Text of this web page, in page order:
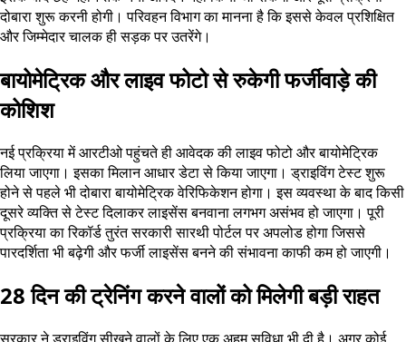
दोबारा शुरू करनी होगी। परिवहन विभाग का मानना है कि इससे केवल प्रशिक्षित
और जिम्मेदार चालक ही सड़क पर उतरेंगे।
बायोमेट्रिक और लाइव फोटो से रुकेगी फर्जीवाड़े की
कोशिश
नई प्रक्रिया में आरटीओ पहुंचते ही आवेदक की लाइव फोटो और बायोमेट्रिक
लिया जाएगा। इसका मिलान आधार डेटा से किया जाएगा। ड्राइविंग टेस्ट शुरू
होने से पहले भी दोबारा बायोमेट्रिक वेरिफिकेशन होगा। इस व्यवस्था के बाद किसी
दूसरे व्यक्ति से टेस्ट दिलाकर लाइसेंस बनवाना लगभग असंभव हो जाएगा। पूरी
प्रक्रिया का रिकॉर्ड तुरंत सरकारी सारथी पोर्टल पर अपलोड होगा जिससे
पारदर्शिता भी बढ़ेगी और फर्जी लाइसेंस बनने की संभावना काफी कम हो जाएगी।
28 दिन की ट्रेनिंग करने वालों को मिलेगी बड़ी राहत